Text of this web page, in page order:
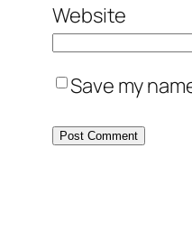
Website
Save my